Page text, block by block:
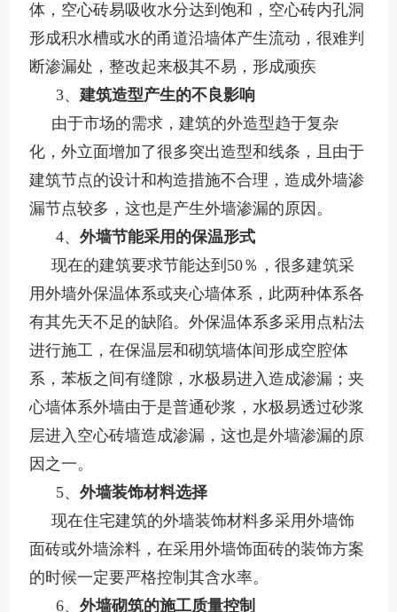
体，空心砖易吸收水分达到饱和，空心砖内孔洞
形成积水槽或水的甬道沿墙体产生流动，很难判
断渗漏处，整改起来极其不易，形成顽疾
3、 建筑造型产生的不良影响
由于市场的需求，建筑的外造型趋于复杂
化，外立面增加了很多突出造型和线条，且由于
建筑节点的设计和构造措施不合理，造成外墙渗
漏节点较多，这也是产生外墙渗漏的原因。
4、 外墙节能采用的保温形式
现在的建筑要求节能达到50％，很多建筑采
用外墙外保温体系或夹心墙体系，此两种体系各
有其先天不足的缺陷。外保温体系多采用点粘法
进行施工，在保温层和砌筑墙体间形成空腔体
系，苯板之间有缝隙，水极易进入造成渗漏；夹
心墙体系外墙由于是普通砂浆，水极易透过砂浆
层进入空心砖墙造成渗漏，这也是外墙渗漏的原
因之一。
5、 外墙装饰材料选择
现在住宅建筑的外墙装饰材料多采用外墙饰
面砖或外墙涂料，在采用外墙饰面砖的装饰方案
的时候一定要严格控制其含水率。
6、 外墙砌筑的施工质量控制